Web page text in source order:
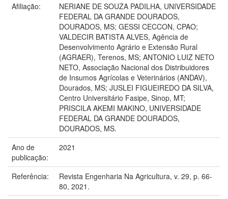
Afiliação:
NERIANE DE SOUZA PADILHA, UNIVERSIDADE
FEDERAL DA GRANDE DOURADOS,
DOURADOS, MS; GESSI CECCON, CPAO;
VALDECIR BATISTA ALVES, Agência de
Desenvolvimento Agrário e Extensão Rural
(AGRAER), Terenos, MS; ANTONIO LUIZ NETO
NETO, Associação Nacional dos Distribuidores
de Insumos Agrícolas e Veterinários (ANDAV),
Dourados, MS; JUSLEI FIGUEIREDO DA SILVA,
Centro Universitário Fasipe, Sinop, MT;
PRISCILA AKEMI MAKINO, UNIVERSIDADE
FEDERAL DA GRANDE DOURADOS,
DOURADOS, MS.
Ano de
publicação:
2021
Referência:
Revista Engenharia Na Agricultura, v. 29, p. 66-
80, 2021.